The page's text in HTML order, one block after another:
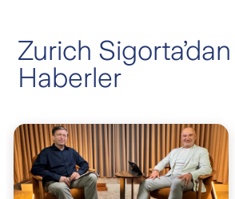
Zurich Sigorta’dan
Haberler